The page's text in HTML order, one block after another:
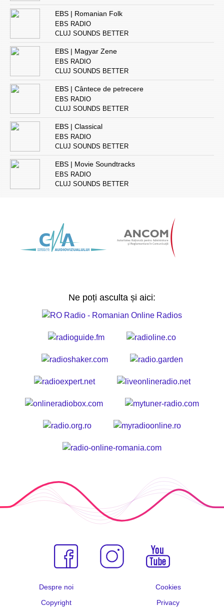
EBS | Romanian Folk
EBS RADIO
CLUJ SOUNDS BETTER
EBS | Magyar Zene
EBS RADIO
CLUJ SOUNDS BETTER
EBS | Cântece de petrecere
EBS RADIO
CLUJ SOUNDS BETTER
EBS | Classical
EBS RADIO
CLUJ SOUNDS BETTER
EBS | Movie Soundtracks
EBS RADIO
CLUJ SOUNDS BETTER
Ne poți asculta și aici:
Despre noi
Cookies
Copyright
Privacy